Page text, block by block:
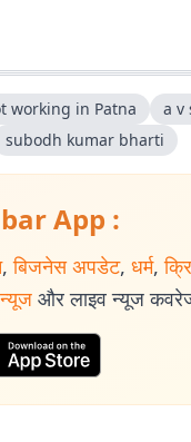
working in Patna a v
subodh kumar bharti
App :
, बिजनेस अपडेट, धर्म,
न्यूज और लाइव न्यूज